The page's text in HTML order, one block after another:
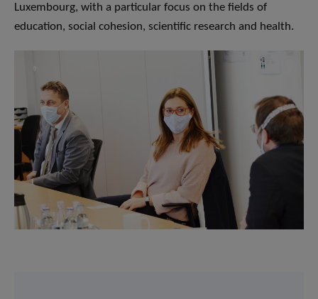
Luxembourg, with a particular focus on the fields of
education, social cohesion, scientific research and health.